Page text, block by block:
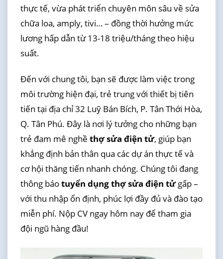
thực tế, vừa phát triển chuyên môn sâu về sửa
chữa loa, amply, tivi… – đồng thời hưởng mức
lương hấp dẫn từ 13-18 triệu/tháng theo hiệu
suất.
Đến với chung tôi, bạn sẽ được làm việc trong
môi trường hiện đại, trẻ trung với thiết bị tiên
tiến tại địa chỉ 32 Luỹ Bán Bích, P. Tân Thới Hòa,
Q. Tân Phú. Đây là nơi lý tưởng cho những bạn
trẻ đam mê nghề thợ sửa điện tử, giúp bạn
khẳng định bản thân qua các dự án thực tế và
cơ hội thăng tiến nhanh chóng. Chúng tôi đang
thông báotuyển dụng thợ sửa điện tửgấp –
với thu nhập ổn định, phúc lợi đầy đủ và đào tạo
miễn phí. Nộp CV ngay hôm nay để tham gia
đội ngũ hàng đầu!